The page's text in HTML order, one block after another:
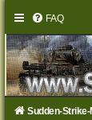
FAQ
Sudden-